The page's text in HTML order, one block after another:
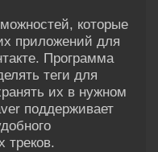
которые
приложений для
Программа
теги для
их в нужном
поддерживает
треков.